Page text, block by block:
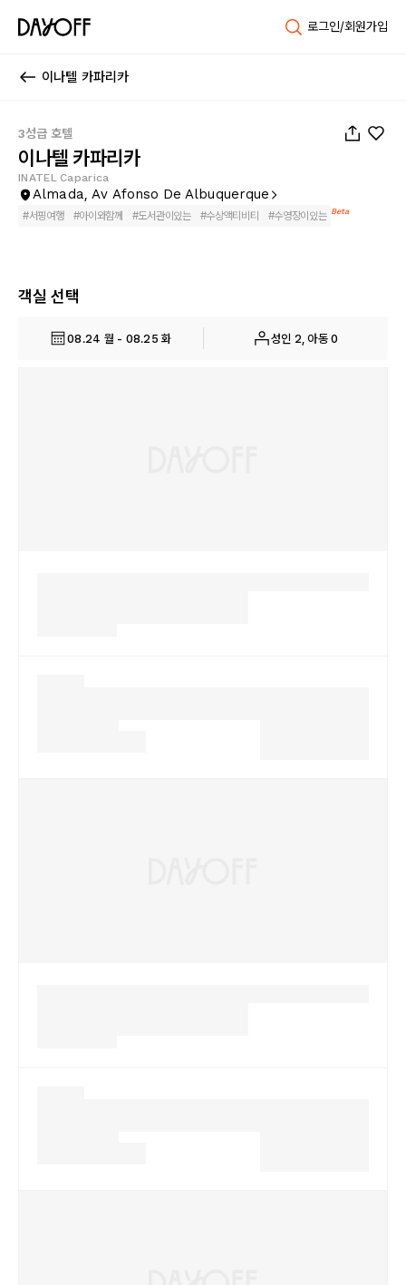
로그인/회원가입
이나텔 카파리카
3성급 호텔
이나텔 카파리카
INATEL Caparica
Almada, Av Afonso De Albuquerque
#서핑여행 #아이와함께 #도서관이있는 #수상액티비티 #수영장이있는 Beta
객실 선택
08.24 월 - 08.25 화 성인 2, 아동 0